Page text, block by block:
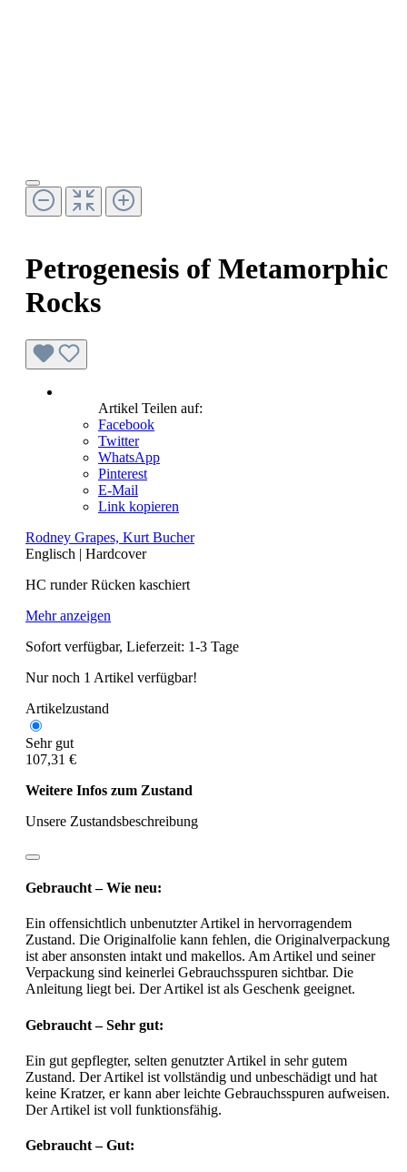
Petrogenesis of Metamorphic
Rocks
Artikel Teilen auf:
Facebook
Twitter
WhatsApp
Pinterest
E-Mail
Link kopieren
Rodney Grapes, Kurt Bucher
Englisch | Hardcover
HC runder Rücken kaschiert
Mehr anzeigen
Sofort verfügbar, Lieferzeit: 1-3 Tage
Nur noch 1 Artikel verfügbar!
Artikelzustand
Sehr gut
107,31 €
Weitere Infos zum Zustand
Unsere Zustandsbeschreibung
Gebraucht – Wie neu:
Ein offensichtlich unbenutzter Artikel in hervorragendem
Zustand. Die Originalfolie kann fehlen, die Originalverpackung
ist aber ansonsten intakt und makellos. Am Artikel und seiner
Verpackung sind keinerlei Gebrauchsspuren sichtbar. Die
Anleitung liegt bei. Der Artikel ist als Geschenk geeignet.
Gebraucht – Sehr gut:
Ein gut gepflegter, selten genutzter Artikel in sehr gutem
Zustand. Der Artikel ist vollständig und unbeschädigt und hat
keine Kratzer, er kann aber leichte Gebrauchsspuren aufweisen.
Der Artikel ist voll funktionsfähig.
Gebraucht – Gut: